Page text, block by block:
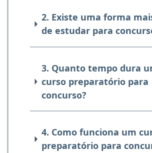
2. Existe uma forma
de estudar para
3. Quanto tempo dura
curso preparatório para
concurso?
4. Como funciona um
preparatório para